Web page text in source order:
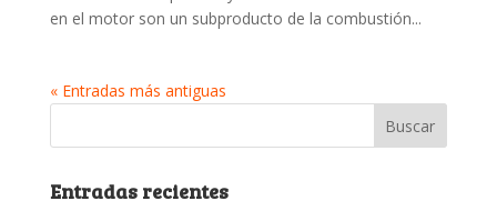
en el motor son un subproducto de la combustión...
« Entradas más antiguas
Entradas recientes